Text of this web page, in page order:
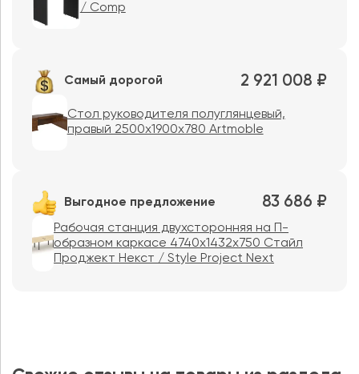
/ Comp
Самый дорогой 2 921 008 ₽
Стол руководителя полуглянцевый,
правый 2500х1900х780 Artmoble
Выгодное предложение 83 686 ₽
Рабочая станция двухсторонняя на П-
образном каркасе 4740x1432x750 Стайл
Проджект Некст / Style Project Next